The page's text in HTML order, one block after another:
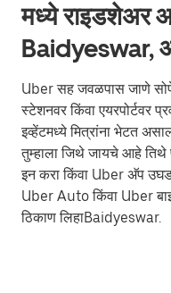
मध्ये राइडशेअर
Baidyeswar,
Uber सह जवळपास जाणे
स्टेशनवर किंवा एयरपोर्टवर
इव्हेंटमध्ये मित्रांना भेटत
तुम्हाला जिथे जायचे आहे तिथे
इन करा किंवा Uber अ‍ॅप
Uber Auto किंवा Uber
ठिकाण लिहाBaidyeswar.